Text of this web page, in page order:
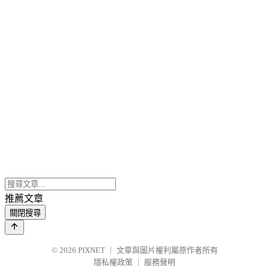
推薦文章
關閉搜尋
© 2026 PIXNET
文章與圖片權利屬原作者所有
隱私權政策
服務聲明